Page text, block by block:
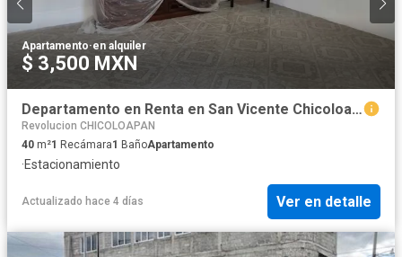
Apartamento·en alquiler
$ 3,500 MXN
Departamento en Renta en San Vicente Chicoloapan
Revolucion CHICOLOAPAN
40 m²1 Recámara1 BañoApartamento
·Estacionamiento
Actualizado hace 4 días Ver en detalle